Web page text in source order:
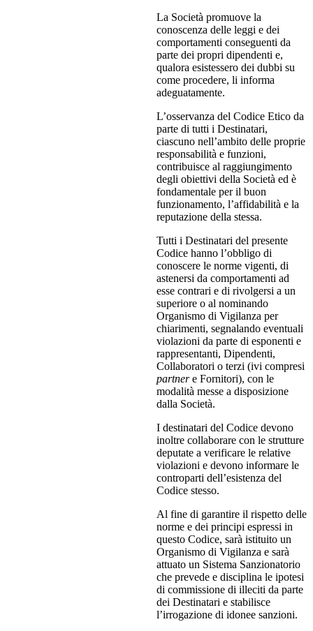
La Società promuove la
conoscenza delle leggi e dei
comportamenti conseguenti da
parte dei propri dipendenti e,
qualora esistessero dei dubbi su
come procedere, li informa
adeguatamente.
L’osservanza del Codice Etico da
parte di tutti i Destinatari,
ciascuno nell’ambito delle proprie
responsabilità e funzioni,
contribuisce al raggiungimento
degli obiettivi della Società ed è
fondamentale per il buon
funzionamento, l’affidabilità e la
reputazione della stessa.
Tutti i Destinatari del presente
Codice hanno l’obbligo di
conoscere le norme vigenti, di
astenersi da comportamenti ad
esse contrari e di rivolgersi a un
superiore o al nominando
Organismo di Vigilanza per
chiarimenti, segnalando eventuali
violazioni da parte di esponenti e
rappresentanti, Dipendenti,
Collaboratori o terzi (ivi compresi
partnere Fornitori), con le
modalità messe a disposizione
dalla Società.
I destinatari del Codice devono
inoltre collaborare con le strutture
deputate a verificare le relative
violazioni e devono informare le
controparti dell’esistenza del
Codice stesso.
Al fine di garantire il rispetto delle
norme e dei principi espressi in
questo Codice, sarà istituito un
Organismo di Vigilanza e sarà
attuato un Sistema Sanzionatorio
che prevede e disciplina le ipotesi
di commissione di illeciti da parte
dei Destinatari e stabilisce
l’irrogazione di idonee sanzioni.